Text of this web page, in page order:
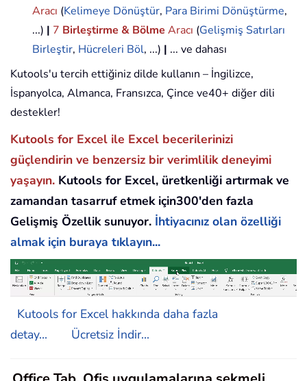
Aracı (Kelimeye Dönüştür, Para Birimi Dönüştürme,
...) | 7 Birleştirme & Bölme Aracı (Gelişmiş Satırları
Birleştir, Hücreleri Böl, ...) | ... ve dahası
Kutools'u tercih ettiğiniz dilde kullanın – İngilizce,
İspanyolca, Almanca, Fransızca, Çince ve40+ diğer dili
destekler!
Kutools for Excel ile Excel becerilerinizi
güçlendirin ve benzersiz bir verimlilik deneyimi
yaşayın. Kutools for Excel, üretkenliği artırmak ve
zamandan tasarruf etmek için300'den fazla
Gelişmiş Özellik sunuyor. İhtiyacınız olan özelliği
almak için buraya tıklayın...
Kutools for Excel hakkında daha fazla
detay...
Ücretsiz İndir...